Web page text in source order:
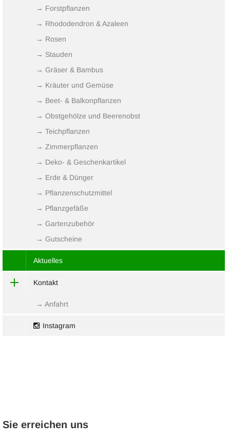
→ Forstpflanzen
→ Rhododendron & Azaleen
→ Rosen
→ Stauden
→ Gräser & Bambus
→ Kräuter und Gemüse
→ Beet- & Balkonpflanzen
→ Obstgehölze und Beerenobst
→ Teichpflanzen
→ Zimmerpflanzen
→ Deko- & Geschenkartikel
→ Erde & Dünger
→ Pflanzenschutzmittel
→ Pflanzgefäße
→ Gartenzubehör
→ Gutscheine
Aktuelles
Kontakt
→ Anfahrt
Instagram
Sie erreichen uns